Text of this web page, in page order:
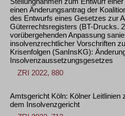
einen Änderungsantrag der
des Entwurfs eines Gesetzes zur
Güterrechtsregisters (BT-Drucks.
vorübergehenden Anpassung
insolvenzrechtlicher Vorschriften
Krisenfolgen (SanInsKG):
Insolvenzaussetzungsgesetzes
ZRI 2022, 880
Amtsgericht Köln: Kölner Leitlinien
dem Insolvenzgericht